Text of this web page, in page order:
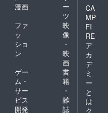
漫画
ー
ツ
ファ
ッ
ショ
ン
映
像
・
映
画
ゲー
ム・
サー
ビス
開発
書
籍
・
雑
誌
CA
MP
FI
RE
ア
カ
デ
ミ
ー
と
は
ク